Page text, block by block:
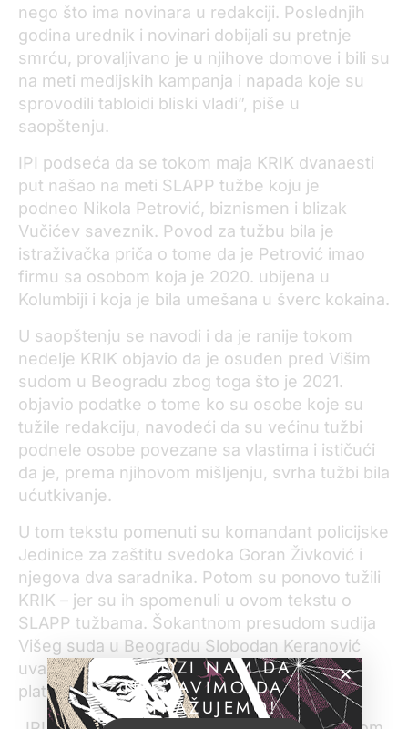
nego što ima novinara u redakciji. Poslednjih
godina urednik i novinari dobijali su pretnje
smrću, provaljivano je u njihove domove i bili su
na meti medijskih kampanja i napada koje su
sprovodili tabloidi bliski vladi”, piše u
saopštenju.
IPI podseća da se tokom maja KRIK dvanaesti
put našao na meti SLAPP tužbe koju je
podneo Nikola Petrović, biznismen i blizak
Vučićev saveznik. Povod za tužbu bila je
istraživačka priča o tome da je Petrović imao
firmu sa osobom koja je 2020. ubijena u
Kolumbiji i koja je bila umešana u šverc kokaina.
U saopštenju se navodi i da je ranije tokom
nedelje KRIK objavio da je osuđen pred Višim
sudom u Beogradu zbog toga što je 2021.
objavio podatke o tome ko su osobe koje su
tužile redakciju, navodeći da su većinu tužbi
podnele osobe povezane sa vlastima i ističući
da je, prema njihovom mišljenju, svrha tužbi bila
ućutkivanje.
U tom tekstu pomenuti su komandant policijske
Jedinice za zaštitu svedoka Goran Živković i
njegova dva saradnika. Potom su ponovo tužili
KRIK – jer su ih spomenuli u ovom tekstu o
SLAPP tužbama. Šokantnom presudom sudija
Višeg suda u Beogradu Slobodan Keranović
uvažio je njihove tvrdnje i KRIK-u naložio da
plati odštetu.
POMOZI NAM DA
NASTAVIMO DA
ISTRAŽUJEMO!